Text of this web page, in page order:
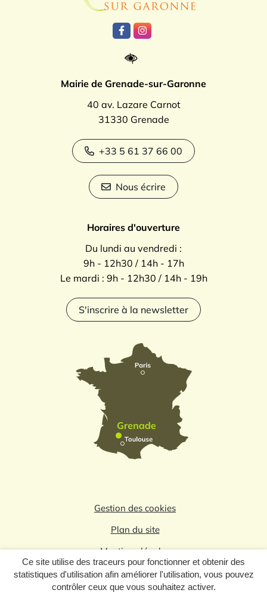
Ce site utilise des traceurs pour fonctionner et obtenir des
statistiques d'utilisation afin améliorer l'utilisation, vous pouvez
contrôler ceux que vous souhaitez activer.
Lien vers le compte Facebook
Lien vers le compte
Mairie de Grenade-sur-Garonne
40 av. Lazare Carnot
31330 Grenade
+33 5 61 37 66 00
Nous écrire
Horaires d'ouverture
Du lundi au vendredi :
9h - 12h30 / 14h - 17h
Le mardi : 9h - 12h30 / 14h - 19h
S'inscrire à la newsletter
Gestion des cookies
Plan du site
Mentions légales
Politique de confidentialité